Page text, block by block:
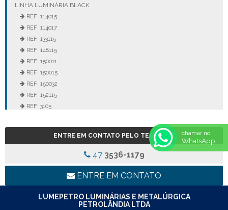
LINHA LUMINÁRIA BLACK
REF: 114015
REF: 114017
REF: 133115
REF: 148115
REF: 150011
REF: 150015
REF: 150032
REF: 152115
REF: 3105
REF: 3106
REF: 5105
LINHA LUMINÁRIA COMERCIAL DE EMBUTIR
REF: 102005
REF: 103005
ENTRE EM CONTATO PELO TELEFONE
47 3536-1179
ENTRE EM CONTATO
LUMEPETRO LUMINÁRIAS E METALÚRGICA
PETROLÂNDIA LTDA
chamar no
WhatsApp